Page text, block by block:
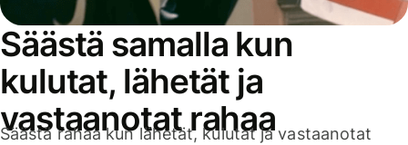
Säästä samalla kun
kulutat, lähetät ja
vastaanotat rahaa
Säästä rahaa kun lähetät, kulutat ja vastaanotat